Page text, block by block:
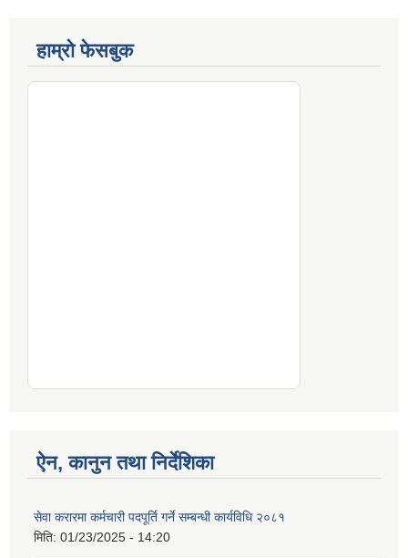
हाम्रो फेसबुक
ऐन, कानुन तथा निर्देशिका
सेवा करारमा कर्मचारी पदपूर्ति गर्ने सम्बन्धी कार्यविधि २०८१
मिति: 01/23/2025 - 14:20